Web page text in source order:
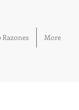
Razones More